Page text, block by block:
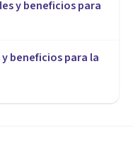
y beneficios para
beneficios para la